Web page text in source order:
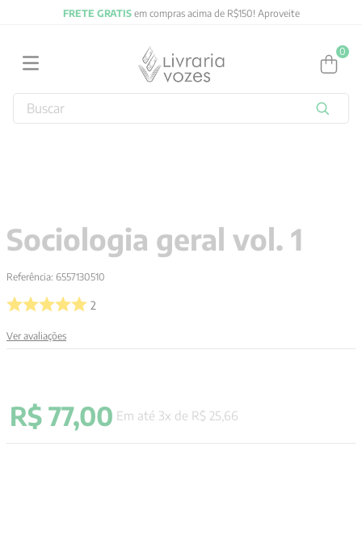
FRETE GRATISem compras acima de R$150! Aproveite
0
Buscar
Sociologia geral vol. 1
Referência: 6557130510
2
Ver avaliações
R$ 77,00 Em até 3x de R$ 25 66
4 º jung
5 byung chul han
6º pré venda
10 verena kast